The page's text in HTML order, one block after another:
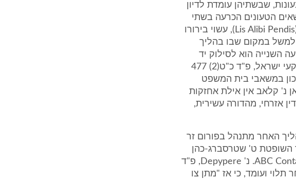
שבשתיהן עומדת לדיון
הטעונים הכרעה בשתי
התובענות, כי אז בהתאם לעיקרון של "הליך תלוי ועומד" (Lis Alibi Pendis), עשוי בירורו
במקום שבו בהליך
השנייה הוא לסילוק יד
מאותם מקרקעין (ע"א 9/75 שיק אל-עוקבי נ' מינהל מקרקעי ישראל, פ"ד כ"ט(2) 477
במשאבי בית המשפט
346/06 ד"ר באסם חזאן נ' קלאב אין אילת אחזקות
בסדר דין אזרחי, מהדורה עשירית,
האחר מתנהל בפורום זר
השופטת ט' שטרסברג-כהן
ברע"א 851/99 הנאמנים בפשיטת רגל של ABC Containerline N.V. נ' Depypere, פ"ד
שבו הליך אחר תלוי ועומד, כי אז "מתן צו